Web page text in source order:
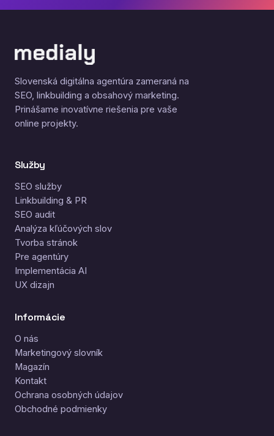
Slovenská digitálna agentúra zameraná na
SEO, linkbuilding a obsahový marketing.
Prinášame inovatívne riešenia pre vaše
online projekty.
Služby
SEO služby
Linkbuilding & PR
SEO audit
Analýza kľúčových slov
Tvorba stránok
Pre agentúry
Implementácia AI
UX dizajn
Informácie
O nás
Marketingový slovník
Magazín
Kontakt
Ochrana osobných údajov
Obchodné podmienky